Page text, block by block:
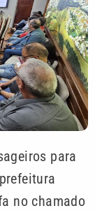
para
no chamado